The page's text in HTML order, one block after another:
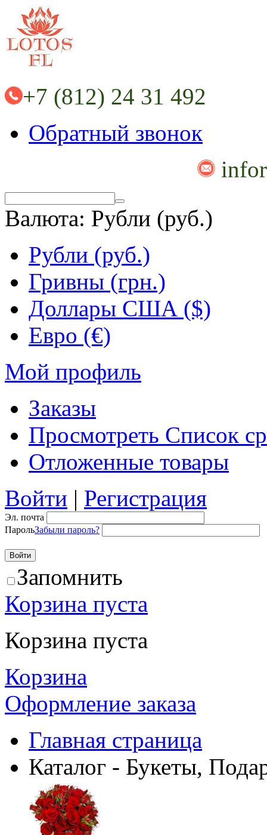
+7 (812) 24 31 492
Обратный звонок
Валюта: Рубли (руб.)
Рубли (руб.)
Гривны (грн.)
Доллары США ($)
Евро (€)
Мой профиль
Заказы
Просмотреть Список
Отложенные товары
Войти | Регистрация
Эл. почта
ПарольЗабыли пароль?
Запомнить
Корзина пуста
Корзина пуста
Корзина
Оформление заказа
Главная страница
Каталог - Букеты,